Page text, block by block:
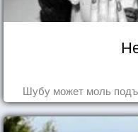
Шубу может моль